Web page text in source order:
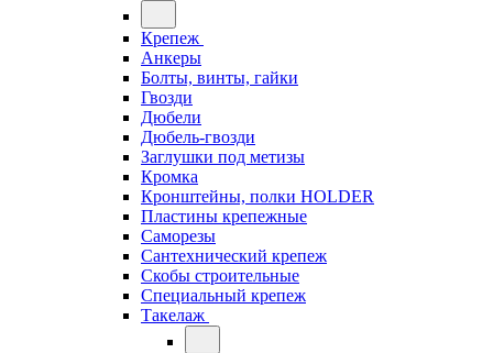
Крепеж
Анкеры
Болты, винты, гайки
Гвозди
Дюбели
Дюбель-гвозди
Заглушки под метизы
Кромка
Кронштейны, полки НОLDER
Пластины крепежные
Саморезы
Сантехнический крепеж
Скобы строительные
Специальный крепеж
Такелаж